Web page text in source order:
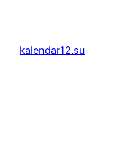
садржај
kalendar12.su